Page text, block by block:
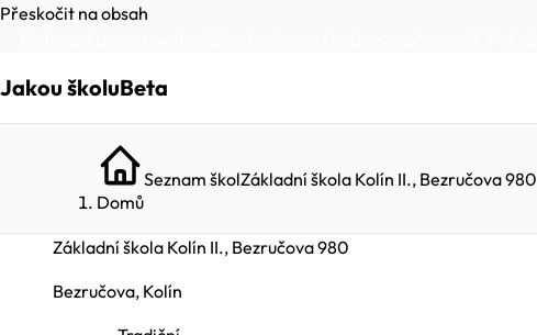
Přeskočit na obsah
Jakou školuBeta
Domů
Seznam školZákladní škola Kolín II., Bezručova 980
Základní škola Kolín II., Bezručova 980
Bezručova, Kolín